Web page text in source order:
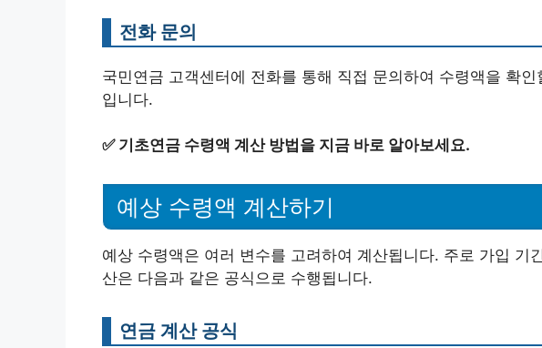
전화 문의
국민연금 고객센터에 전화를 통해 직접 문의하여 수령액을 확
입니다.
✅ 기초연금 수령액 계산 방법을 지금 바로 알아보세요.
예상 수령액 계산하기
예상 수령액은 여러 변수를 고려하여 계산됩니다. 주로 가입 기
산은 다음과 같은 공식으로 수행됩니다.
연금 계산 공식